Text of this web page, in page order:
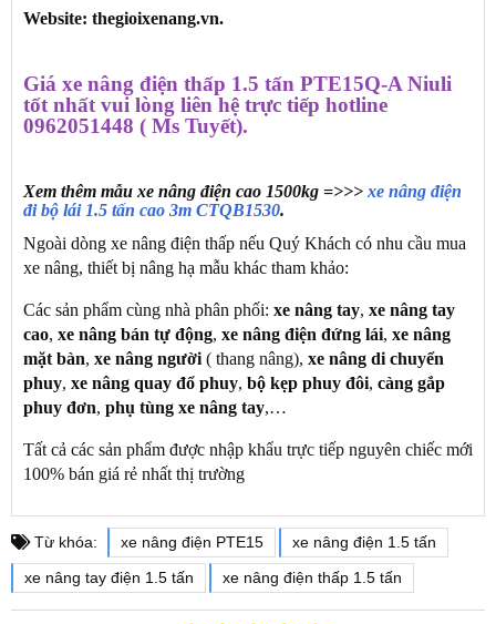
Website: thegioixenang.vn.
Giá xe nâng điện thấp 1.5 tấn PTE15Q-A Niuli
tốt nhất vui lòng liên hệ trực tiếp hotline
0962051448 ( Ms Tuyết).
Xem thêm mẫu xe nâng điện cao 1500kg =>>> xe nâng điện
đi bộ lái 1.5 tấn cao 3m CTQB1530.
Ngoài dòng xe nâng điện thấp nếu Quý Khách có nhu cầu mua
xe nâng, thiết bị nâng hạ mẫu khác tham khảo:
Các sản phẩm cùng nhà phân phối: xe nâng tay, xe nâng tay
cao, xe nâng bán tự động, xe nâng điện đứng lái, xe nâng
mặt bàn, xe nâng người ( thang nâng), xe nâng di chuyển
phuy, xe nâng quay đổ phuy, bộ kẹp phuy đôi, càng gắp
phuy đơn, phụ tùng xe nâng tay,…
Tất cả các sản phẩm được nhập khẩu trực tiếp nguyên chiếc mới
100% bán giá rẻ nhất thị trường
Từ khóa: xe nâng điện PTE15
xe nâng điện 1.5 tấn
xe nâng tay điện 1.5 tấn
xe nâng điện thấp 1.5 tấn